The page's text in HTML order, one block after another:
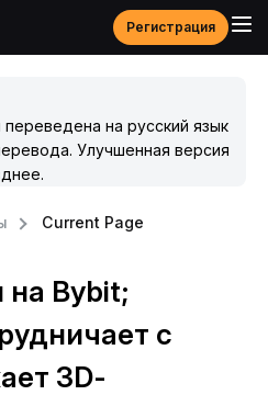
Регистрация
на русский язык
Улучшенная версия
Current Page
на Bybit;
с
3D-